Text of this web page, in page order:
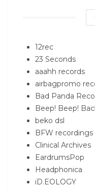
12rec
23 Seconds
aaahh records
airbagpromo
Bad Panda
Beep! Beep!
beko dsl
BFW recordings
Clinical Archives
EardrumsPop
Headphonica
iD.EOLOGY